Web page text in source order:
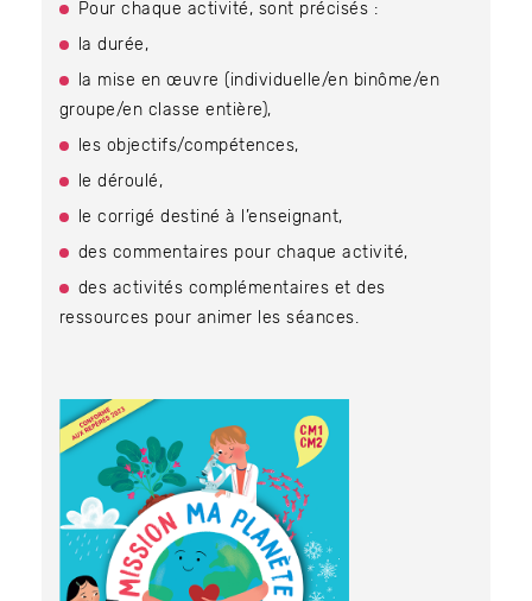
Pour chaque activité, sont précisés :
la durée,
la mise en œuvre (individuelle/en binôme/en
groupe/en classe entière),
les objectifs/compétences,
le déroulé,
le corrigé destiné à l’enseignant,
des commentaires pour chaque activité,
des activités complémentaires et des
ressources pour animer les séances.